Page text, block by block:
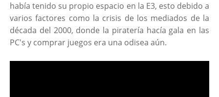
había tenido su propio espacio en la E3, esto debido a
varios factores como la crisis de los mediados de la
década del 2000, donde la piratería hacía gala en las
PC's y comprar juegos era una odisea aún.